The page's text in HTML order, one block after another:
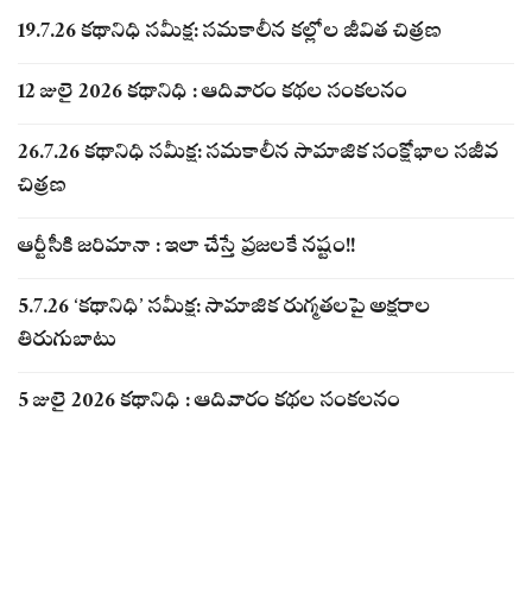
19.7.26 కథానిధి సమీక్ష: సమకాలీన కల్లోల జీవిత చిత్రణ
12 జులై 2026 కథానిధి : ఆదివారం కథల సంకలనం
26.7.26 కథానిధి సమీక్ష: సమకాలీన సామాజిక సంక్షోభాల సజీవ
చిత్రణ
ఆర్టీసీకి జరిమానా : ఇలా చేస్తే ప్రజలకే నష్టం!!
5.7.26 ‘కథానిధి’ సమీక్ష: సామాజిక రుగ్మతలపై అక్షరాల
తిరుగుబాటు
5 జులై 2026 కథానిధి : ఆదివారం కథల సంకలనం